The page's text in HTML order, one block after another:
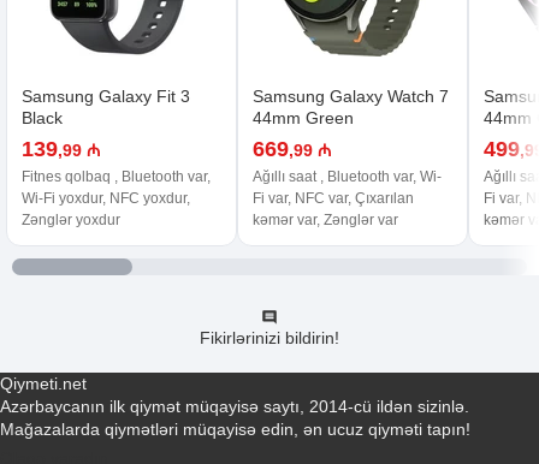
Samsung Galaxy Fit 3
Black
139,99 ₼
Fitnes qolbaq , Bluetooth var,
Wi-Fi yoxdur, NFC yoxdur,
Zənglər yoxdur
Samsung Galaxy Watch 7
44mm Green
669,99 ₼
Ağıllı saat , Bluetooth var, Wi-
Fi var, NFC var, Çıxarılan
kəmər var, Zənglər var
44mm
499
Ağıllı
Fi var,
kəmər
Fikirlərinizi bildirin!
Qiymeti.net
Azərbaycanın ilk qiymət müqayisə saytı, 2014-cü ildən sizinlə.
Mağazalarda qiymətləri müqayisə edin, ən ucuz qiyməti tapın!